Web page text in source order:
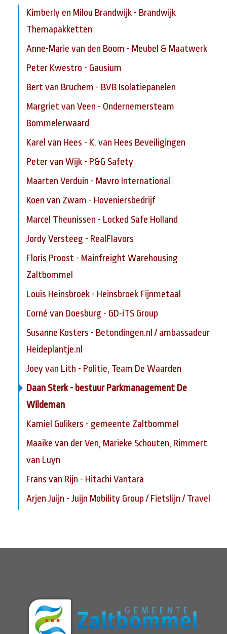
Kimberly en Milou Brandwijk - Brandwijk
Themapakketten
Anne-Marie van den Boom - Meubel & Maatwerk
Peter Kwestro - Gausium
Bert van Bruchem - BVB Isolatiepanelen
Margriet van Veen - Ondernemersteam
Bommelerwaard
Karel van Hees - K. van Hees Beveiligingen
Peter van Wijk - P&G Safety
Maarten Verduin - Mavro International
Koen van Zwam - Hoveniersbedrijf
Marcel Theunissen - Locked Safe Holland
Jordy Versteeg - RealFlavors
Floris Proost - Mainfreight Warehousing
Zaltbommel
Louis Heinsbroek - Heinsbroek Fijnmetaal
Corné van Doesburg - GD-iTS Group
Susanne Kosters - Betondingen.nl / ambassadeur
Heideplantje.nl
Joey van Lith - Politie, Team De Waarden
Daan Sterk - bestuur Parkmanagement De
Wildeman
Kamiel Gulikers - gemeente Zaltbommel
Maaike van der Ven, Marieke Schouten, Rimmert
van Luyn
Frans van Rijn - Hitachi Vantara
Arjen Juijn - Juijn Mobility Group / Fietslijn / Travel